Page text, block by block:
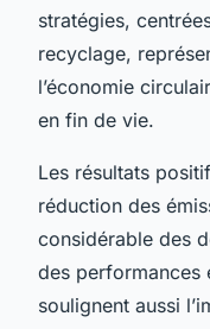
stratégies,
recyclage,
l’économie
en fin de vie.
Les résultats
réduction des
considérable des
des performances
soulignent aussi